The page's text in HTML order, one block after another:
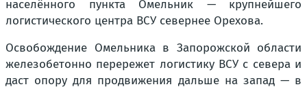
населённого пункта Омельник — крупнейшего
логистического центра ВСУ севернее Орехова.
Освобождение Омельника в Запорожской области
железобетонно перережет логистику ВСУ с севера и
даст опору для продвижения дальше на запад — в